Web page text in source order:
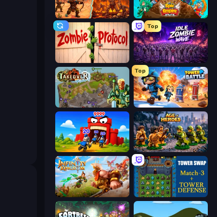
Last Bastion Epic Empire: Tower Defense
Zombie Protocol
Top
Idle Zombie Wave: Survivors
Takeover
Top
Tower Battle
TimeWarriors Age of Heroes
Infinity Kingdom Tower Swap